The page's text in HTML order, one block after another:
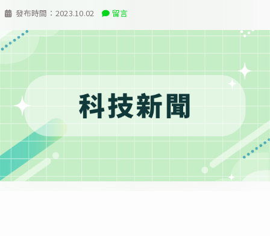
發布時間： 2023.10.02 留言